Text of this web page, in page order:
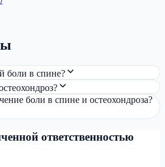
боли в спине?
боли в спине и остеохондроза?
ответственностью